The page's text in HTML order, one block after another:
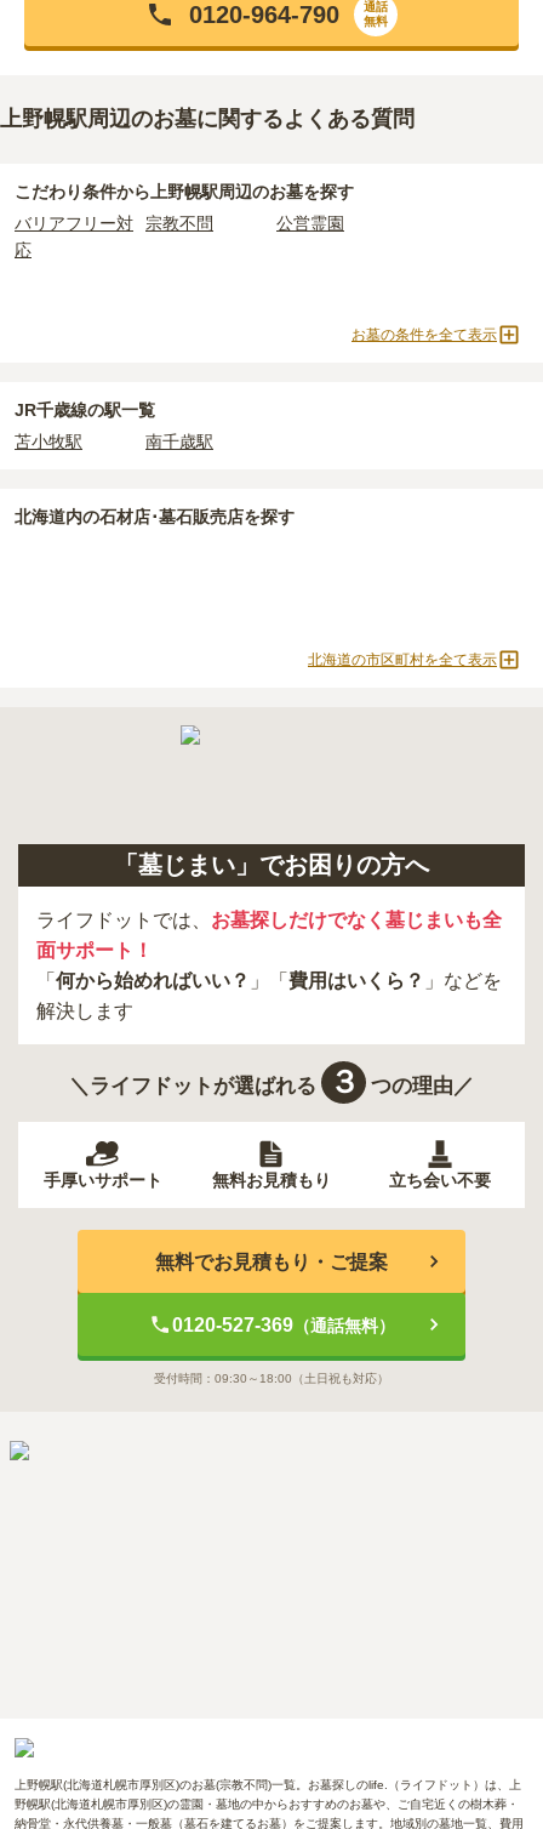
0120-964-790
通話
無料
上野幌駅周辺のお墓に関するよくある質問
こだわり条件から 上野幌駅周辺のお墓を探す
バリアフリー対
応
宗教不問 公営霊園
お墓の条件を全て表示
JR千歳線の駅一覧
苫小牧駅
南千歳駅
北海道内の石材店･墓石販売店を探す
北海道の市区町村を全て表示
「墓じまい」でお困りの方へ
ライフドットでは、 お墓探しだけでなく墓じまいも全
面サポート！
「 何から始めればいい？ 」「 費用はいくら？ 」などを
解決します
＼ライフドットが選ばれる ３ つの理由／
手厚いサポート 無料お見積もり 立ち会い不要
無料でお見積もり・ご提案
0120-527-369（通話無料）
受付時間： 09:30～18:00 （土日祝も対応）
上野幌駅(北海道札幌市厚別区)のお墓(宗教不問)一覧。お墓探しのlife.（ライフドット）は、上
野幌駅(北海道札幌市厚別区)の霊園・墓地の中からおすすめのお墓や、ご自宅近くの樹木葬・
納骨堂・永代供養墓・一般墓（墓石を建てるお墓）をご提案します。地域別の墓地一覧、費用